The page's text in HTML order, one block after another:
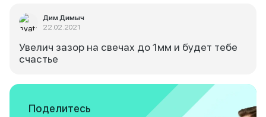
Дим Димыч
22.02.2021
Увелич зазор на свечах до 1мм и будет тебе
счастье
Поделитесь